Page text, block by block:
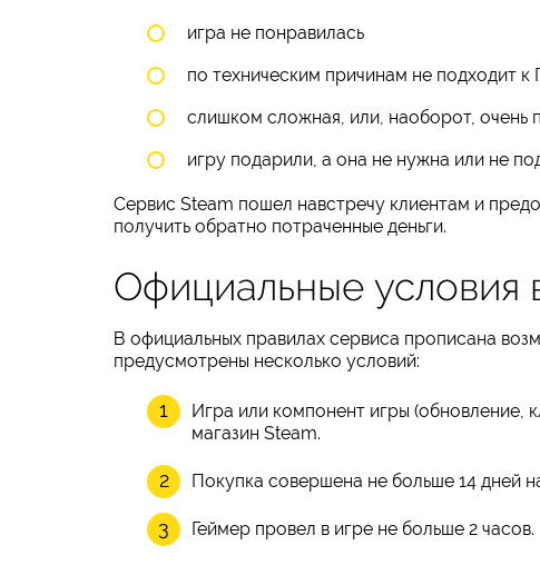
игра не понравилась
по техническим причинам не подходит к
слишком сложная, или, наоборот, очень
игру подарили, а она не нужна или не
Сервис Steam пошел навстречу клиентам и
получить обратно потраченные деньги.
Официальные условия
В официальных правилах сервиса прописана
предусмотрены несколько условий:
Игра или компонент игры (обновление,
магазин Steam.
Покупка совершена не больше 14 дней
Геймер провел в игре не больше 2 часов.